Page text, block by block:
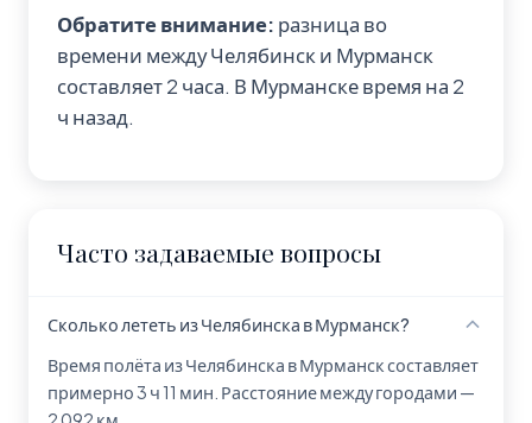
Обратите внимание: разница во
времени между Челябинск и Мурманск
составляет 2 часа. В Мурманске время на 2
ч назад.
Часто задаваемые вопросы
Сколько лететь из Челябинска в Мурманск?
Время полёта из Челябинска в Мурманск составляет
примерно 3 ч 11 мин. Расстояние между городами —